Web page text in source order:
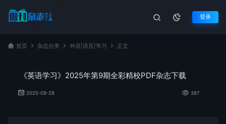
登录
首页 杂志分类 外语|语言|学习 正文
《英语学习》2025年第9期全彩精校PDF杂志下载
2025-09-28 387